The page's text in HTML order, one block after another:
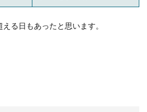
える日もあったと思います。